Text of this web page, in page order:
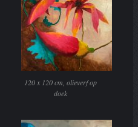
120 x 120 cm, olieverf op
doek